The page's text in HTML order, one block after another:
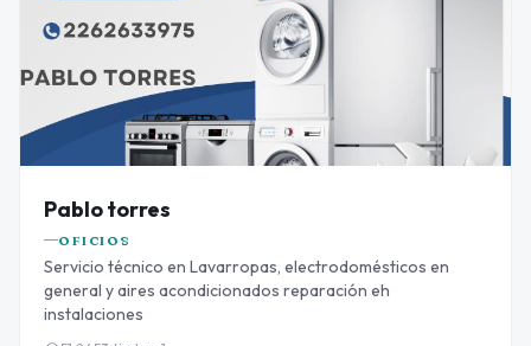
Pablo torres
OFICIOS
Servicio técnico en Lavarropas, electrodomésticos en
general y aires acondicionados reparación eh
instalaciones